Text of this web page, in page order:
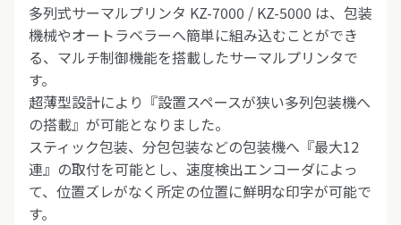
多列式サーマルプリンタ KZ-7000 / KZ-5000 は、包装
機械やオートラベラーへ簡単に組み込むことができ
る、マルチ制御機能を搭載したサーマルプリンタで
す。
超薄型設計により『設置スペースが狭い多列包装機へ
の搭載』が可能となりました。
スティック包装、分包包装などの包装機へ『最大12
連』の取付を可能とし、速度検出エンコーダによっ
て、位置ズレがなく所定の位置に鮮明な印字が可能で
す。